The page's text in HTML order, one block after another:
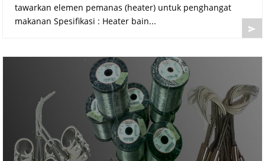
tawarkan elemen pemanas (heater) untuk penghangat
makanan Spesifikasi : Heater bain...
